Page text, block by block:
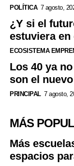
POLÍTICA 7 agosto,
¿Y si el
estuviera en
ECOSISTEMA
Los 40 ya
son el
PRINCIPAL 7 agosto,
MÁS
Más
espacios